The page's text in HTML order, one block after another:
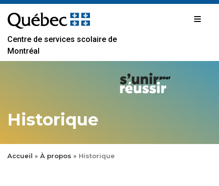
au
contenu
Centre de services scolaire de
Montréal
Historique
Accueil » À propos » Historique